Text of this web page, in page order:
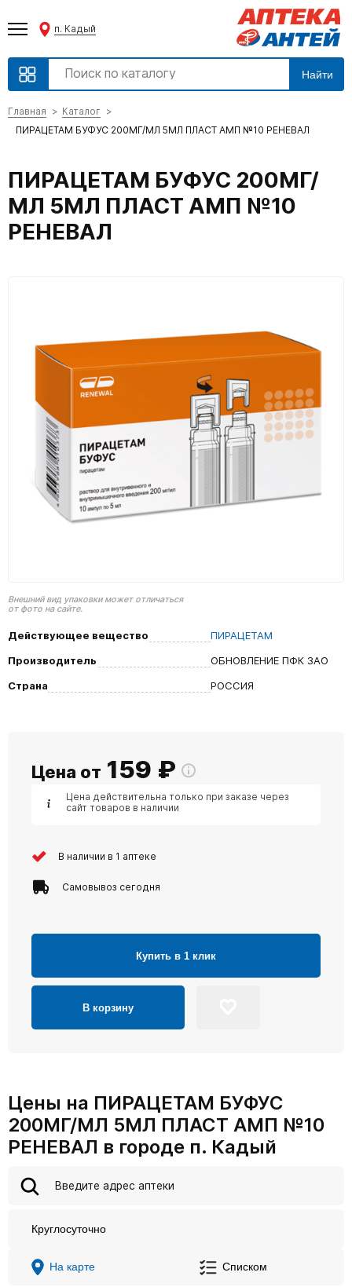
п. Кадый
Найти
Главная
Каталог
ПИРАЦЕТАМ БУФУС 200МГ/МЛ 5МЛ ПЛАСТ АМП №10 РЕНЕВАЛ
ПИРАЦЕТАМ БУФУС 200МГ/
МЛ 5МЛ ПЛАСТ АМП №10
РЕНЕВАЛ
Внешний вид упаковки может отличаться
от фото на сайте.
Действующее вещество
ПИРАЦЕТАМ
Производитель
ОБНОВЛЕНИЕ ПФК ЗАО
Страна
РОССИЯ
Цена от 159 ₽
Цена действительна только при заказе через
сайт товаров в наличии
В наличии в 1 аптеке
Самовывоз сегодня
Купить в 1 клик
В корзину
Цены на ПИРАЦЕТАМ БУФУС
200МГ/МЛ 5МЛ ПЛАСТ АМП №10
РЕНЕВАЛ в городе п. Кадый
Круглосуточно
На карте Списком